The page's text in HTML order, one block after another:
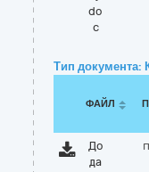
do
c
Тип документа:
ФАЙЛ
До
да